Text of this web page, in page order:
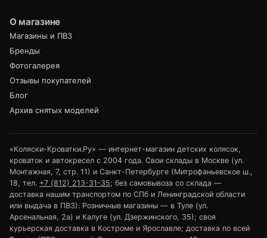
О магазине
Магазины и ПВЗ
Бренды
Фотогалерея
Отзывы покупателей
Блог
Архив снятых моделей
«Коляски-Кроватки.Ру» — интернет-магазин детских колясок,
кроваток и автокресел с 2004 года. Свои склады в Москве (ул.
Монтажная, 7, стр. 11) и Санкт-Петербурге (Митрофаньевское ш.,
18, тел. +7 (812) 213-31-35; без самовывоза со склада —
доставка нашим транспортом по СПб и Ленинградской области
или выдача в ПВЗ). Розничные магазины — в Туле (ул.
Арсенальная, 2а) и Калуге (ул. Дзержинского, 35); своя
курьерская доставка в Костроме и Ярославле; доставка по всей